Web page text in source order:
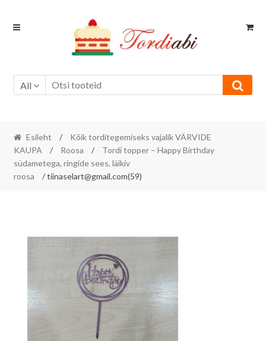
Skip
Skip
All
Esileht /
Kõik torditegemiseks vajalik VÄRVIDE
KAUPA
/ Roosa /
Tordi topper – Happy Birthday
südametega, ringide sees, läikiv
roosa
/ tiinaselart@gmail.com(59)